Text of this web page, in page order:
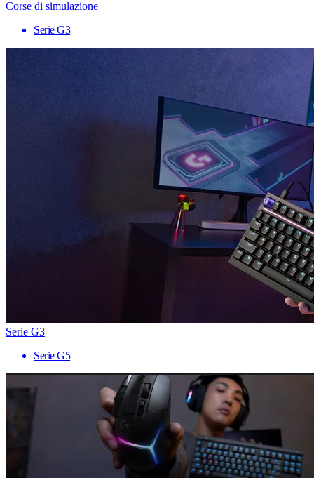
Corse di simulazione
Serie G3
Serie G3
Serie G5